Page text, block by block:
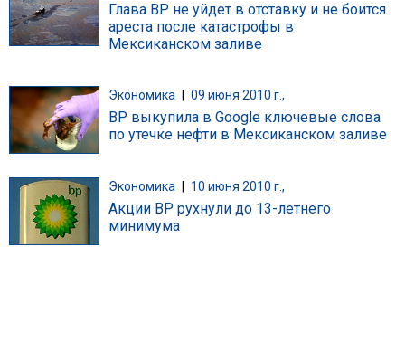
Глава BP не уйдет в отставку и не боится
ареста после катастрофы в
Мексиканском заливе
Экономика 09 июня 2010 г.,
BP выкупила в Google ключевые слова
по утечке нефти в Мексиканском заливе
Экономика | 10 июня 2010 г.,
Акции BP рухнули до 13-летнего
минимума